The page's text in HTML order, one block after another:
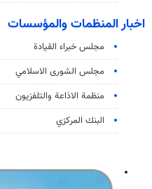
اخبار المنظمات والمؤسسات
مجلس خبراء القيادة
مجلس الشورى الاسلامي
منظمة الاذاعة والتلفزیون
البنك المركزي